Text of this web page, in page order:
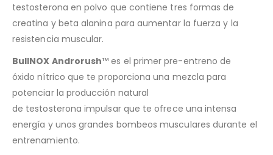
testosterona en polvo que contiene tres formas de
creatina y beta alanina para aumentar la fuerza y la
resistencia muscular.
BullNOX Androrush™ es el primer pre-entreno de
óxido nítrico que te proporciona una mezcla para
potenciar la producción natural
de testosterona impulsar que te ofrece una intensa
energía y unos grandes bombeos musculares durante el
entrenamiento.